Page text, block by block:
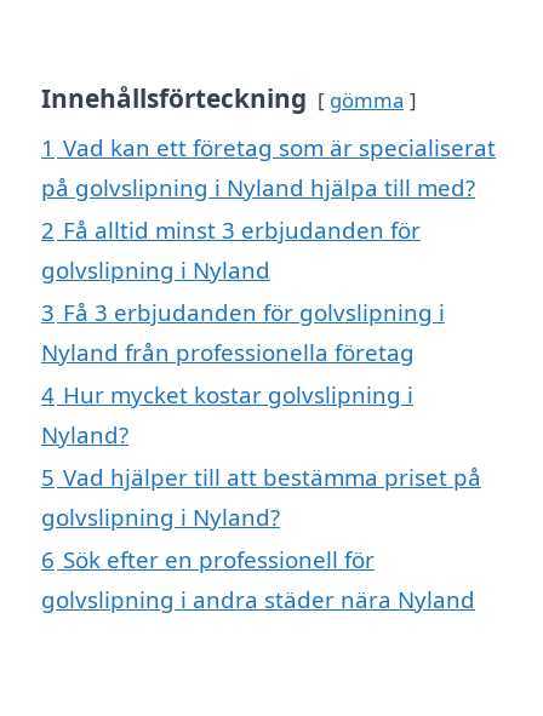
Innehållsförteckning gömma
1 Vad kan ett företag som är specialiserat
på golvslipning i Nyland hjälpa till med?
2 Få alltid minst 3 erbjudanden för
golvslipning i Nyland
3 Få 3 erbjudanden för golvslipning i
Nyland från professionella företag
4 Hur mycket kostar golvslipning i
Nyland?
5 Vad hjälper till att bestämma priset på
golvslipning i Nyland?
6 Sök efter en professionell för
golvslipning i andra städer nära Nyland